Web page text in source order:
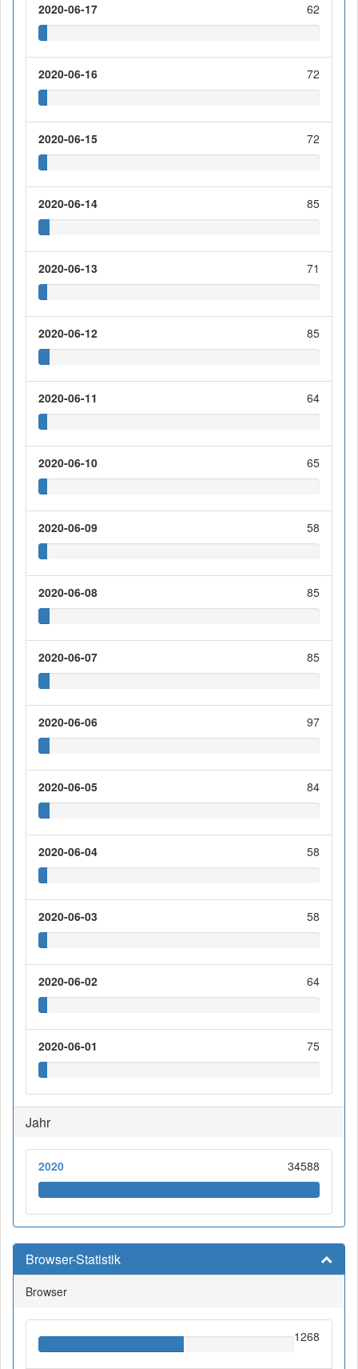
2020-06-17 62
2020-06-16 72
2020-06-15 72
2020-06-14 85
2020-06-13 71
2020-06-12 85
2020-06-11 64
2020-06-10 65
2020-06-09 58
2020-06-08 85
2020-06-07 85
2020-06-06 97
2020-06-05 84
2020-06-04 58
2020-06-03 58
2020-06-02 64
2020-06-01 75
Jahr
2020 34588
Browser-Statistik
Browser
1268